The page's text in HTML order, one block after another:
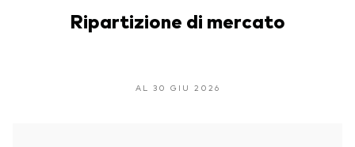
Ripartizione di mercato
AL 30 GIU 2026